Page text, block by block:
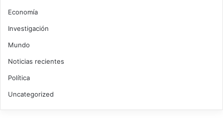
Economía
Investigación
Mundo
Noticias recientes
Política
Uncategorized